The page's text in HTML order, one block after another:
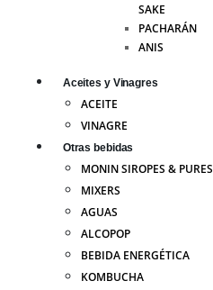
SAKE
PACHARÁN
ANIS
Aceites y Vinagres
ACEITE
VINAGRE
Otras bebidas
MONIN SIROPES & PURES
MIXERS
AGUAS
ALCOPOP
BEBIDA ENERGÉTICA
KOMBUCHA